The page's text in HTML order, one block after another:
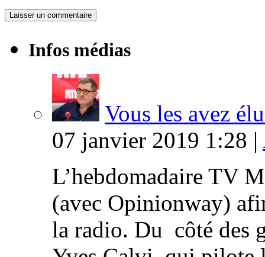
Infos médias
Vous les avez
07 janvier 2019 1:28 |
L’hebdomadaire TV
(avec Opinionway)
la radio. Du côté des